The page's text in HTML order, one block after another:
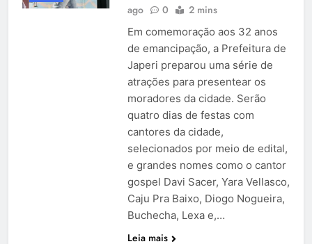
ago
0 2 mins
Em comemoração aos 32 anos
de emancipação, a Prefeitura de
Japeri preparou uma série de
atrações para presentear os
moradores da cidade. Serão
quatro dias de festas com
cantores da cidade,
selecionados por meio de edital,
e grandes nomes como o cantor
gospel Davi Sacer, Yara Vellasco,
Caju Pra Baixo, Diogo Nogueira,
Buchecha, Lexa e,…
Leia mais